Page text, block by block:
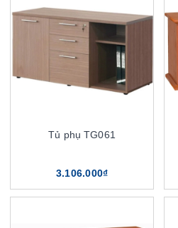
Tủ phụ TG061
3.106.000₫